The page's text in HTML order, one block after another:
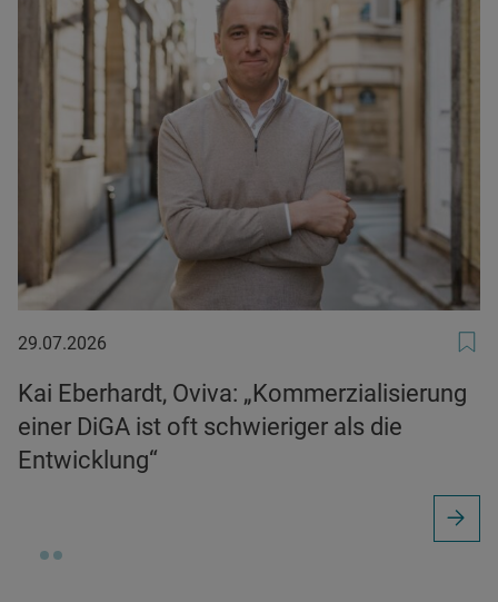
29.07.2026
29.07.2026
Kai Eberhardt, Oviva: „Kommerzialisierung
einer DiGA ist oft schwieriger als die
Entwicklung“